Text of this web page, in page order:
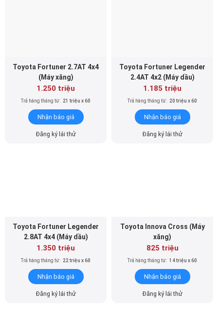
Toyota Fortuner 2.7AT 4x4
(Máy xăng)
1.250 triệu
Trả hàng tháng từ: 21 triệu x 60
Nhận báo giá
Đăng ký lái thử
Toyota Fortuner Legender
2.4AT 4x2 (Máy dầu)
1.185 triệu
Trả hàng tháng từ: 20 triệu x 60
Nhận báo giá
Đăng ký lái thử
Toyota Fortuner Legender
2.8AT 4x4 (Máy dầu)
1.350 triệu
Trả hàng tháng từ: 22 triệu x 60
Nhận báo giá
Đăng ký lái thử
Toyota Innova Cross (Máy
xăng)
825 triệu
Trả hàng tháng từ: 14 triệu x 60
Nhận báo giá
Đăng ký lái thử